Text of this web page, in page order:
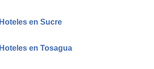
Hoteles en Sucre
Hoteles en Tosagua